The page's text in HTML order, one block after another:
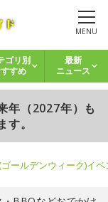
MENU
ゴリ別
すめ
最新
ニュース
年（2027年）も
。
ールデンウィーク)イ